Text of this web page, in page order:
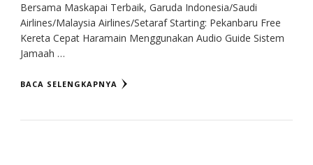
Bersama Maskapai Terbaik, Garuda Indonesia/Saudi
Airlines/Malaysia Airlines/Setaraf Starting: Pekanbaru Free
Kereta Cepat Haramain Menggunakan Audio Guide Sistem
Jamaah …
BACA SELENGKAPNYA